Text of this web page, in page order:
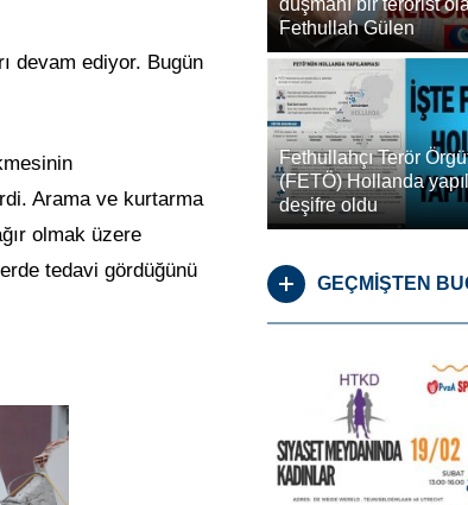
devam ediyor. Bugün
Arama ve kurtarma
olmak üzere
tedavi gördüğünü
düşmanı bir terörist
Fethullah Gülen
Fethullahçı Terör
(FETÖ) Hollanda
deşifre oldu
GEÇMİŞTEN